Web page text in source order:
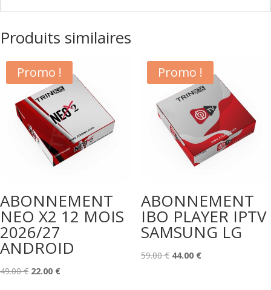
Produits similaires
Promo !
ABONNEMENT
NEO X2 12 MOIS
2026/27
ANDROID
49.00€ Le
22.00 €Le
Promo !
ABONNEMENT
IBO PLAYER IPTV
SAMSUNG LG
59.00€ Le
44.00 €Le